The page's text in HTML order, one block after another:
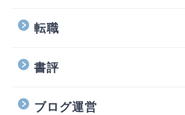
転職
書評
ブログ運営